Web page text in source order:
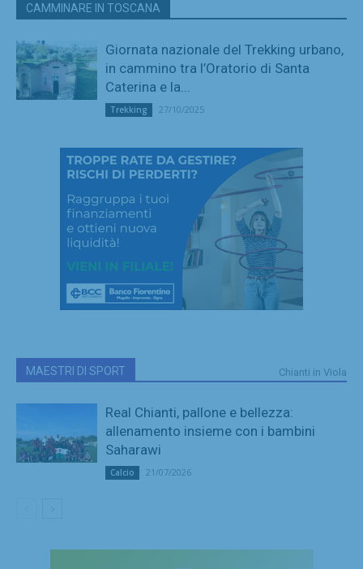
CAMMINARE IN TOSCANA
Giornata nazionale del Trekking urbano,
in cammino tra l’Oratorio di Santa
Caterina e la...
Trekking 27/10/2025
MAESTRI DI SPORT Chianti in Viola
Real Chianti, pallone e bellezza:
allenamento insieme con i bambini
Saharawi
Calcio 21/07/2026